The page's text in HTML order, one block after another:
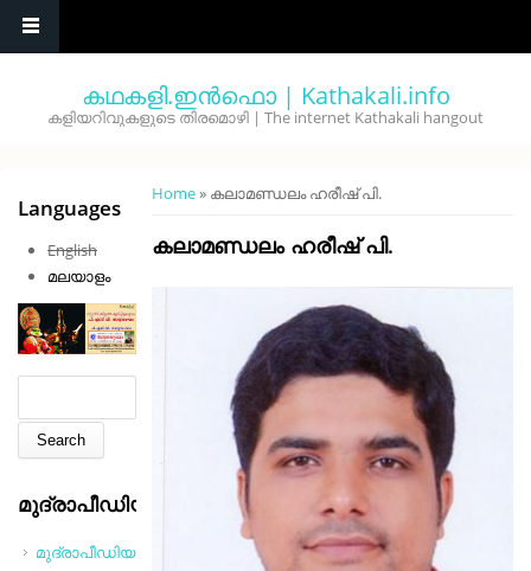
കഥകളി.ഇൻഫൊ | Kathakali.info
കളിയറിവുകളുടെ തിരമൊഴി | The internet Kathakali hangout
You are here
Home» കലാമണ്ഡലം ഹരീഷ് പി.
കലാമണ്ഡലം ഹരീഷ് പി.
Languages
English
മലയാളം
മുദ്രാപീഡിയ
മുദ്രാപീഡിയ